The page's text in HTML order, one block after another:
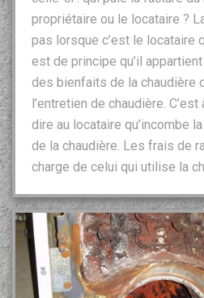
propriétaire ou le locataire ?
pas lorsque c’est le locataire
est de principe qu’il
des bienfaits de la chaudière
l’entretien de chaudière.
dire au locataire qu’incombe
de la chaudière. Les frais de
charge de celui qui utilise la